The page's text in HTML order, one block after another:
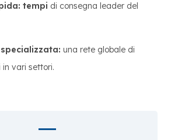
tempi di consegna leader del
una rete globale di
vari settori.